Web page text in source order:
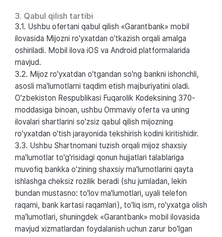
3. Qabul qilish tartibi
3.1. Ushbu ofertani qabul qilish «Garantbank» mobil
ilovasida Mijozni ro'yxatdan o'tkazish orqali amalga
oshiriladi. Mobil ilova iOS va Android platformalarida
mavjud.
3.2. Mijoz ro'yxatdan o'tgandan so'ng bankni ishonchli,
asosli ma'lumotlarni taqdim etish majburiyatini oladi.
O'zbekiston Respublikasi Fuqarolik Kodeksining 370-
moddasiga binoan, ushbu Ommaviy oferta va uning
ilovalari shartlarini so'zsiz qabul qilish mijozning
ro'yxatdan o'tish jarayonida tekshirish kodini kiritishidir.
3.3. Ushbu Shartnomani tuzish orqali mijoz shaxsiy
ma'lumotlar to'g'risidagi qonun hujjatlari talablariga
muvofiq bankka o'zining shaxsiy ma'lumotlarini qayta
ishlashga cheksiz rozilik beradi (shu jumladan, lekin
bundan mustasno: to'lov ma'lumotlari, uyali telefon
raqami, bank kartasi raqamlari), to'liq ism, ro'yxatga olish
ma'lumotlari, shuningdek «Garantbank» mobil ilovasida
mavjud xizmatlardan foydalanish uchun zarur bo'lgan